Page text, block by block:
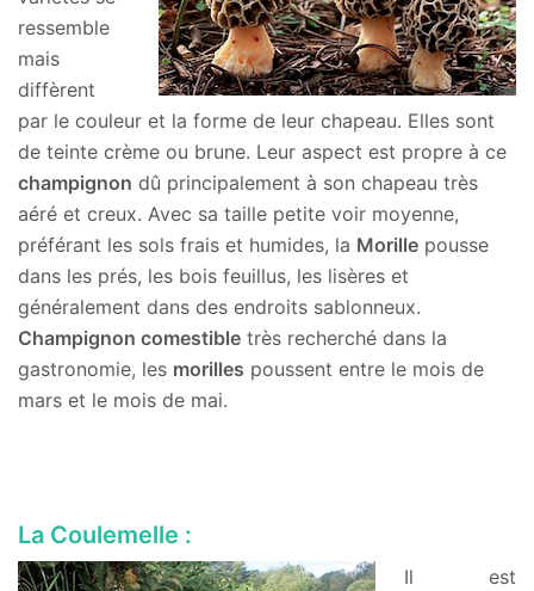
ressemble
mais
diffèrent
par le couleur et la forme de leur chapeau. Elles sont
de teinte crème ou brune. Leur aspect est propre à ce
champignon dû principalement à son chapeau très
aéré et creux. Avec sa taille petite voir moyenne,
préférant les sols frais et humides, la Morille pousse
dans les prés, les bois feuillus, les lisères et
généralement dans des endroits sablonneux.
Champignon comestible très recherché dans la
gastronomie, les morilles poussent entre le mois de
mars et le mois de mai.
La Coulemelle :
Il est